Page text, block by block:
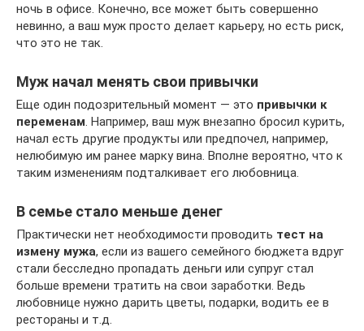
ночь в офисе. Конечно, все может быть совершенно
невинно, а ваш муж просто делает карьеру, но есть риск,
что это не так.
Муж начал менять свои привычки
Еще один подозрительный момент — это привычки к
переменам . Например, ваш муж внезапно бросил курить,
начал есть другие продукты или предпочел, например,
нелюбимую им ранее марку вина. Вполне вероятно, что к
таким изменениям подталкивает его любовница.
В семье стало меньше денег
Практически нет необходимости проводить тест на
измену мужа, если из вашего семейного бюджета вдруг
стали бесследно пропадать деньги или супруг стал
больше времени тратить на свои заработки. Ведь
любовнице нужно дарить цветы, подарки, водить ее в
рестораны и т.д.